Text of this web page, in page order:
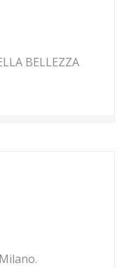
BELLEZZA